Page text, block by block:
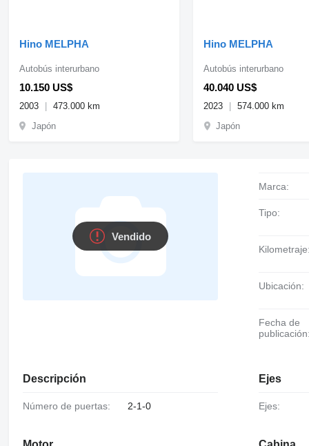
Hino MELPHA
10.150 US$
Autobús interurbano
2003
473.000 km
Japón
Hino MELPHA
40.040 US$
Autobús interurbano
2023
574.000 km
Japón
Vendido
Marca:
Tipo:
Ubicación:
Fecha de
Descripción
Número de puertas: 2-1-0
Ejes
Ejes: